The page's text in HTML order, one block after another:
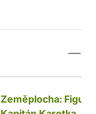
Zeměplocha: